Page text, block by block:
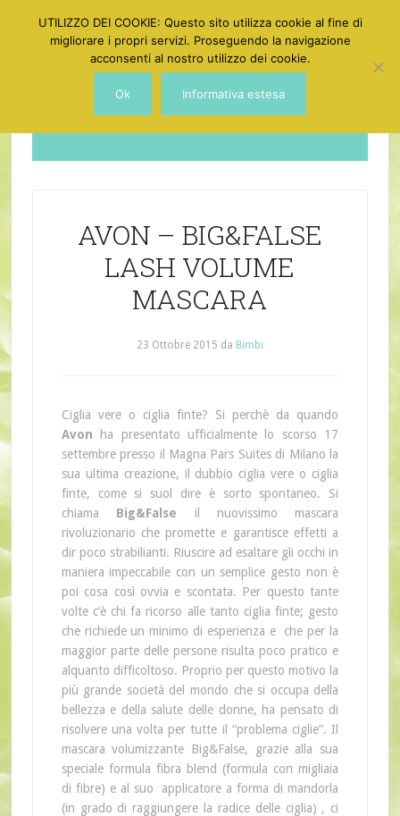
Dotgirl
AVON – BIG&FALSE
LASH VOLUME
MASCARA
23 Ottobre 2015 da Bimbi
Ciglia vere o ciglia finte? Si perchè da quando
Avon ha presentato ufficialmente lo scorso 17
settembre presso il Magna Pars Suites di Milano la
sua ultima creazione, il dubbio ciglia vere o ciglia
finte, come si suol dire è sorto spontaneo. Si
chiama Big&False il nuovissimo mascara
rivoluzionario che promette e garantisce effetti a
dir poco strabilianti. Riuscire ad esaltare gli occhi in
maniera impeccabile con un semplice gesto non è
poi cosa così ovvia e scontata. Per questo tante
volte c’è chi fa ricorso alle tanto ciglia finte; gesto
che richiede un minimo di esperienza e che per la
maggior parte delle persone risulta poco pratico e
alquanto difficoltoso. Proprio per questo motivo la
più grande società del mondo che si occupa della
bellezza e della salute delle donne, ha pensato di
risolvere una volta per tutte il “problema ciglie”. Il
mascara volumizzante Big&False, grazie alla sua
speciale formula fibra blend (formula con migliaia
di fibre) e al suo applicatore a forma di mandorla
(in grado di raggiungere la radice delle ciglia) , ci
UTILIZZO DEI COOKIE: Questo sito utilizza cookie al fine di
migliorare i propri servizi. Proseguendo la navigazione
acconsenti al nostro utilizzo dei cookie.
Ok Informativa estesa